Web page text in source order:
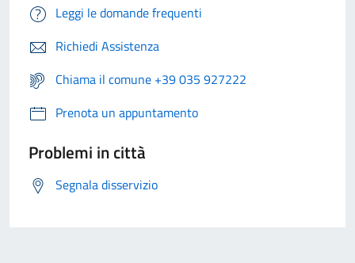
Leggi le domande frequenti
Richiedi Assistenza
Chiama il comune +39 035 927222
Prenota un appuntamento
Problemi in città
Segnala disservizio